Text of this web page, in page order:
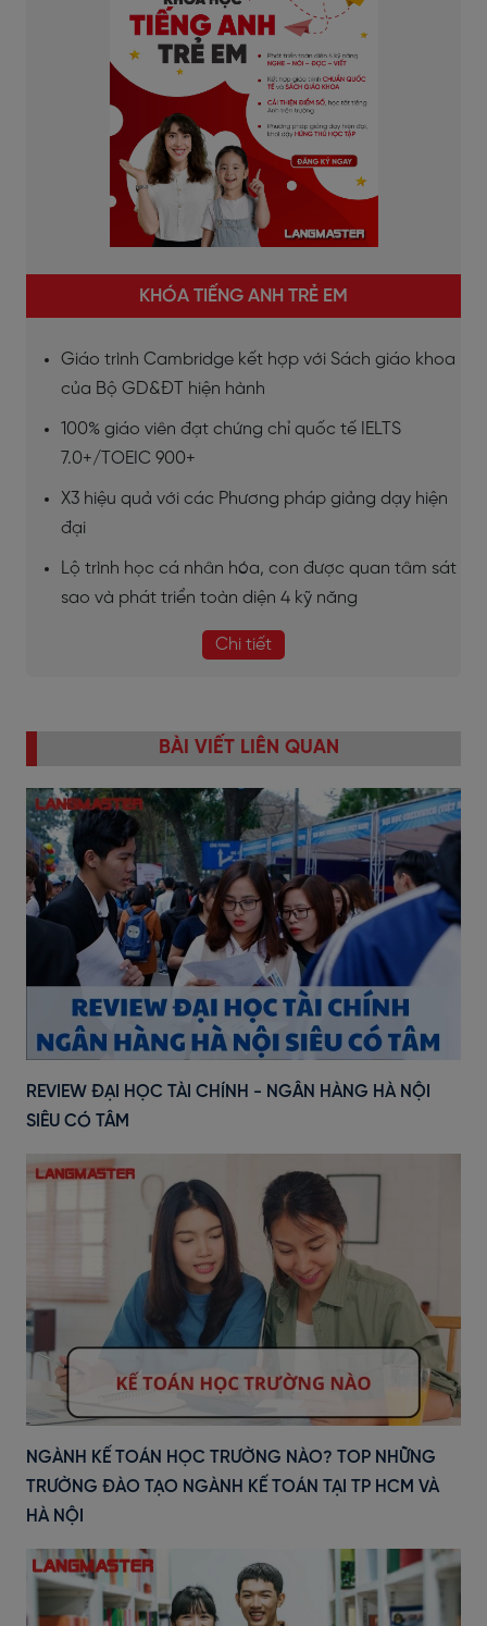
KHÓA TIẾNG ANH TRẺ EM
Giáo trình Cambridge kết hợp với Sách giáo khoa
của Bộ GD&ĐT hiện hành
100% giáo viên đạt chứng chỉ quốc tế IELTS
7.0+/TOEIC 900+
X3 hiệu quả với các Phương pháp giảng dạy hiện
đại
Lộ trình học cá nhân hóa, con được quan tâm sát
sao và phát triển toàn diện 4 kỹ năng
Chi tiết
BÀI VIẾT LIÊN QUAN
REVIEW ĐẠI HỌC TÀI CHÍNH - NGÂN HÀNG HÀ NỘI
SIÊU CÓ TÂM
NGÀNH KẾ TOÁN HỌC TRƯỜNG NÀO? TOP NHỮNG
TRƯỜNG ĐÀO TẠO NGÀNH KẾ TOÁN TẠI TP HCM VÀ
HÀ NỘI